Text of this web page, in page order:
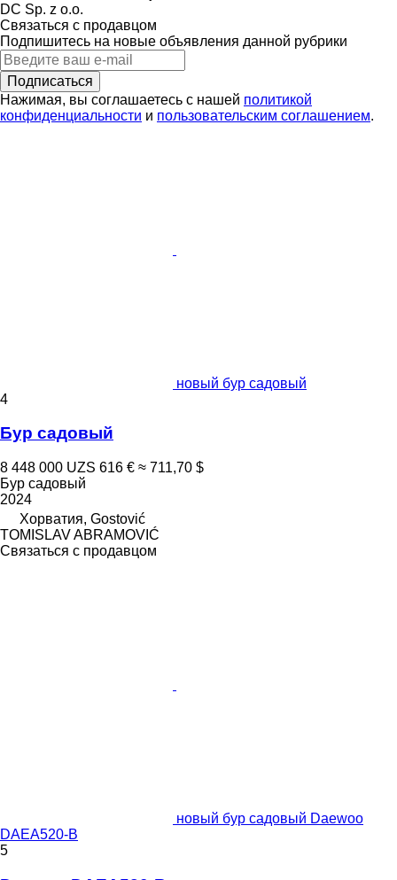
DC Sp. z o.o.
Связаться с продавцом
Подпишитесь на новые объявления данной рубрики
Подписаться
Нажимая, вы соглашаетесь с нашей политикой
конфиденциальности и пользовательским соглашением.
новый бур садовый
4
Бур садовый
8 448 000 UZS 616 € ≈ 711,70 $
Бур садовый
2024
Хорватия, Gostović
TOMISLAV ABRAMOVIĆ
Связаться с продавцом
новый бур садовый Daewoo
DAEA520-B
5